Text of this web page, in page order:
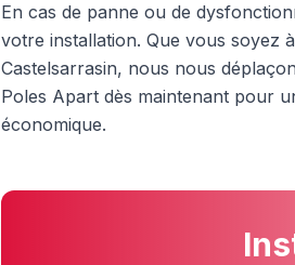
En cas de panne ou de
votre installation. Que vous soyez
Castelsarrasin, nous nous
Poles Apart dès maintenant pour
économique.